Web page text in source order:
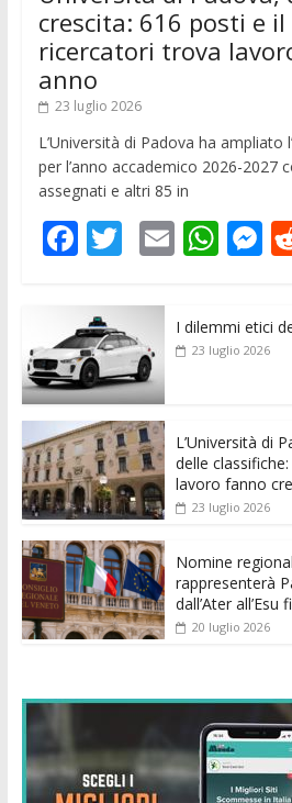
crescita: 616 posti e il
ricercatori trova
anno
23 luglio 2026
L’Università di Padova ha
per l’anno accademico 2026-2027
assegnati e altri 85 in
F
e
b
o
o
k
T
itt
er
E
ai
l
W
s
p
ss
e
I dilemmi etici
23 luglio 2026
L’Università di
delle
lavoro fanno
23 luglio 2026
Nomine
rappresenterà
dall’Ater
20 luglio 2026